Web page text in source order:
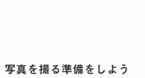
写真を撮る準備をしよう